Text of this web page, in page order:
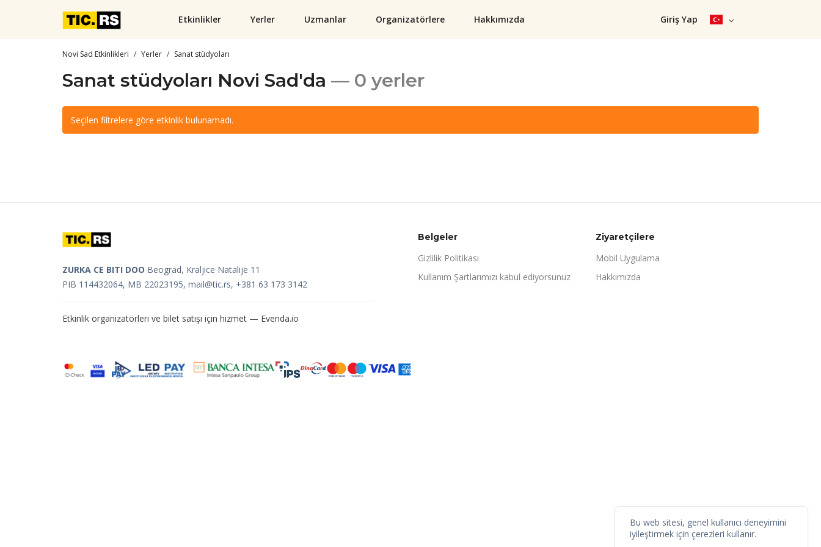
Etkinlikler Yerler Uzmanlar Organizatörlere Hakkımızda Giriş Yap
Novi Sad Etkinlikleri Yerler Sanat stüdyoları
Sanat stüdyoları Novi Sad'da — 0 yerler
Seçilen filtrelere göre etkinlik bulunamadı.
ZURKA CE BITI DOO Beograd, Kraljice Natalije 11
PIB 114432064, MB 22023195, mail@tic.rs, +381 63 173 3142
Etkinlik organizatörleri ve bilet satışı için hizmet — Evenda.io
Belgeler
Gizlilik Politikası
Kullanım Şartlarımızı kabul ediyorsunuz
Ziyaretçilere
Mobil Uygulama
Hakkımızda
Bu web sitesi, genel kullanıcı deneyimini
iyileştirmek için çerezleri kullanır.